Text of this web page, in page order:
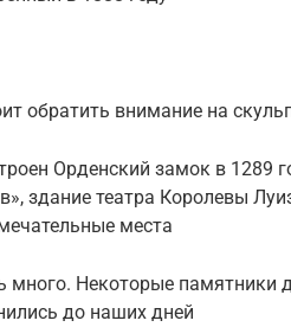
обратить внимание на
Орденский замок в 1289
здание театра Королевы
места
много. Некоторые памятники
до наших дней